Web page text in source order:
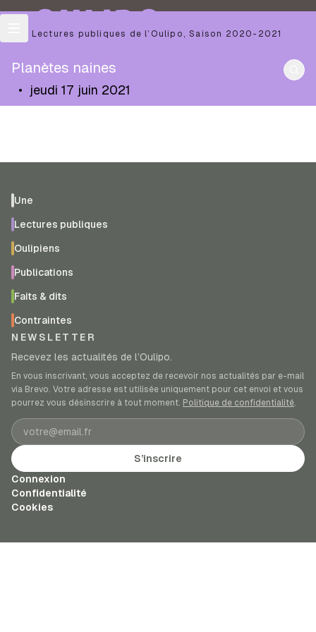
OULIPO
Les Lectures publiques de l’Oulipo ,Saison 2020-2021
Planètes naines
• jeudi 17 juin 2021
Une
Lectures publiques
Oulipiens
Publications
Faits & dits
Contraintes
NEWSLETTER
Recevez les actualités de l’Oulipo.
En vous inscrivant, vous acceptez de recevoir nos actualités par e-mail
via Brevo. Votre adresse est utilisée uniquement pour cet envoi et vous
pourrez vous désinscrire à tout moment. Politique de confidentialité.
Adresse e-mail
S’inscrire
Connexion
Confidentialité
Cookies